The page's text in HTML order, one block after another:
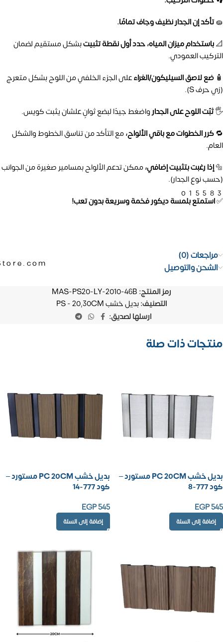
🧽تأكد إن الجدار نظيف وجاف تمامًا.
📐باستخدام ميزان المياه، حدد أول نقطة تثبيتبشكل مستقيم لضمان
التركيب العمودي.
🧴 ضع لاصق السيليكون/الغراءعلى الجزء الخلفي من اللوح بشكل متعرج
(زي حرف S).
🖐️ثبّت اللوح على الجدارواضغط جيدًا لبضع ثوانٍ علشان يثبت كويس.
🔁كرر الخطوات مع باقي الألواح،مع التأكد من تناسق الخطوط والشكل
العام.
🔩إذا رغبت بتثبيت إضافي،ممكن تدعم الألواح بمسامير صغيرة من الجوانب
(حسب نوع الجدار).
✅استمتع بلمسة ديكور فخمة وسريعة بدون تعب!
مراجعات (0)
الشحن والتوصيل
رمز المنتج: MAS-PS20-LY-2010-46B
التصنيف:بديل خشب PS - 20,30CM
ارسلها لصديق:
منتجات ذات صلة
بديل خشب PC 20CM مستورد –
كود 777-8
EGP545
إضافة إلى السلة
بديل خشب PC 20CM مستورد –
كود 777-14
EGP545
إضافة إلى السلة